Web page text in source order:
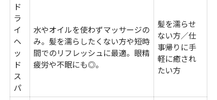
ド
ラ
イ
ヘ
ッ
ド
ス
パ
水やオイルを使わずマッサージの
み。髪を濡らしたくない方や短時
間でのリフレッシュに最適。眼精
疲労や不眠にも◎。
髪を濡らせ
ない方／仕
事帰りに手
軽に癒され
たい方